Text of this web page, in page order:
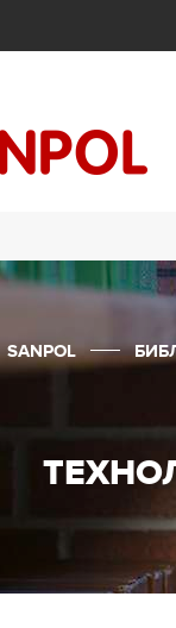
SANPOL